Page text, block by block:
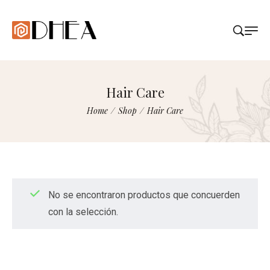
Hair Care
Home / Shop / Hair Care
No se encontraron productos que concuerden
con la selección.